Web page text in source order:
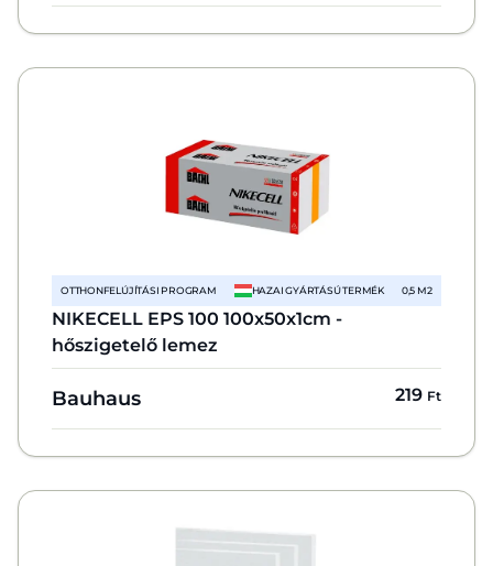
OTTHONFELÚJÍTÁSI PROGRAM HAZAI GYÁRTÁSÚ TERMÉK 0,5 M2
NIKECELL EPS 100 100x50x1cm -
hőszigetelő lemez
Bauhaus 219 Ft